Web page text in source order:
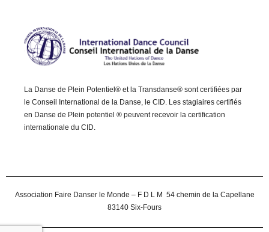
La Danse de Plein Potentiel® et la Transdanse® sont certifiées par
le Conseil International de la Danse, le CID. Les stagiaires certifiés
en Danse de Plein potentiel ® peuvent recevoir la certification
internationale du CID.
Association Faire Danser le Monde – F D L M 54 chemin de la Capellane
83140 Six-Fours